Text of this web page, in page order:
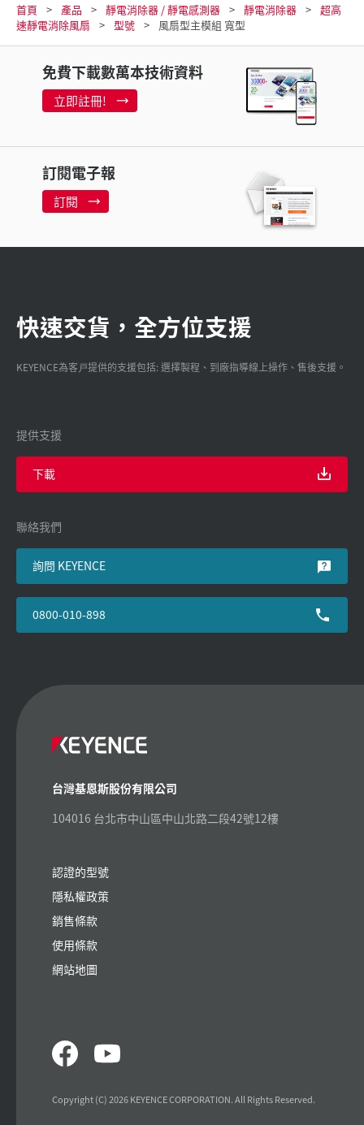
首頁 產品 靜電消除器 / 靜電感測器 靜電消除器
超高
速靜電消除風扇
型號 風扇型主模組 寬型
免費下載數萬本技術資料
立即註冊!
訂閱電子報
訂閱
快速交貨，全方位支援
KEYENCE為客戸提供的支援包括: 選擇製程、到廠指導線上操作、售後支援。
提供支援
下載
聯絡我們
詢問 KEYENCE
0800-010-898
台灣基恩斯股份有限公司
104016 台北市中山區中山北路二段42號12樓
認證的型號
隱私權政策
銷售條款
使用條款
網站地圖
Copyright (C) 2026 KEYENCE CORPORATION. All Rights Reserved.